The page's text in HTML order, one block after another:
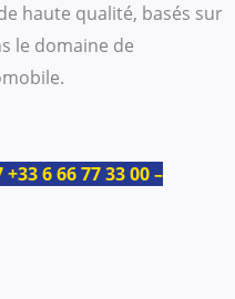
haute qualité, basés sur
le domaine de
6 66 77 33 00–